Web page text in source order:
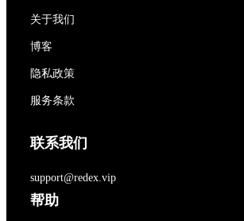
关于我们
博客
隐私政策
服务条款
联系我们
support@redex.vip
帮助